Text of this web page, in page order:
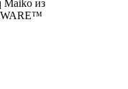
Maiko из